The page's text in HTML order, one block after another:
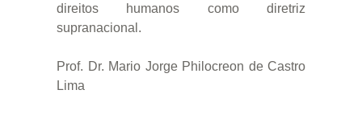
direitos humanos como diretriz
supranacional.
Prof. Dr. Mario Jorge Philocreon de Castro
Lima